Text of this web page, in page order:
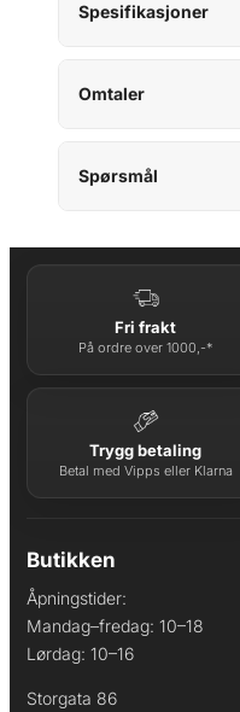
Spesifikasjoner
Omtaler
Spørsmål
Fri frakt
På ordre over 1000,-*
Trygg betaling
Betal med Vipps eller Klarna
Butikken
Åpningstider:
Mandag–fredag: 10–18
Lørdag: 10–16
Storgata 86